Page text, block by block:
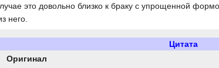
это довольно близко к браку с упрощенной
него.
Цитата
Оригинал